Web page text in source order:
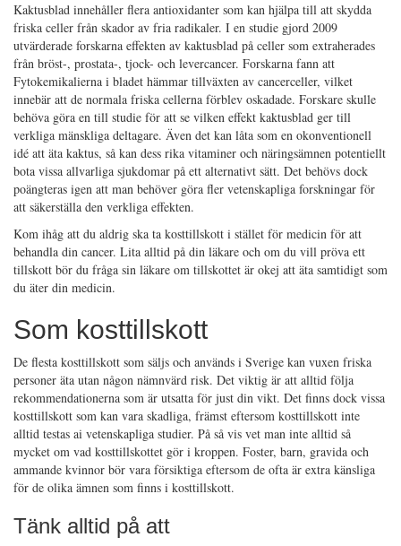
Kaktusblad innehåller flera antioxidanter som kan hjälpa till att skydda
friska celler från skador av fria radikaler. I en studie gjord 2009
utvärderade forskarna effekten av kaktusblad på celler som extraherades
från bröst-, prostata-, tjock- och levercancer. Forskarna fann att
Fytokemikalierna i bladet hämmar tillväxten av cancerceller, vilket
innebär att de normala friska cellerna förblev oskadade. Forskare skulle
behöva göra en till studie för att se vilken effekt kaktusblad ger till
verkliga mänskliga deltagare. Även det kan låta som en okonventionell
idé att äta kaktus, så kan dess rika vitaminer och näringsämnen potentiellt
bota vissa allvarliga sjukdomar på ett alternativt sätt. Det behövs dock
poängteras igen att man behöver göra fler vetenskapliga forskningar för
att säkerställa den verkliga effekten.
Kom ihåg att du aldrig ska ta kosttillskott i stället för medicin för att
behandla din cancer. Lita alltid på din läkare och om du vill pröva ett
tillskott bör du fråga sin läkare om tillskottet är okej att äta samtidigt som
du äter din medicin.
Som kosttillskott
De flesta kosttillskott som säljs och används i Sverige kan vuxen friska
personer äta utan någon nämnvärd risk. Det viktig är att alltid följa
rekommendationerna som är utsatta för just din vikt. Det finns dock vissa
kosttillskott som kan vara skadliga, främst eftersom kosttillskott inte
alltid testas ai vetenskapliga studier. På så vis vet man inte alltid så
mycket om vad kosttillskottet gör i kroppen. Foster, barn, gravida och
ammande kvinnor bör vara försiktiga eftersom de ofta är extra känsliga
för de olika ämnen som finns i kosttillskott.
Tänk alltid på att